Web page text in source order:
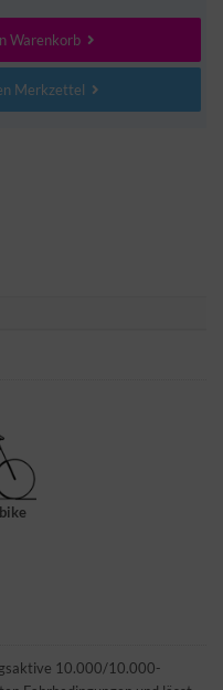
Warenkorb
Merkzettel
10.000/10.000-